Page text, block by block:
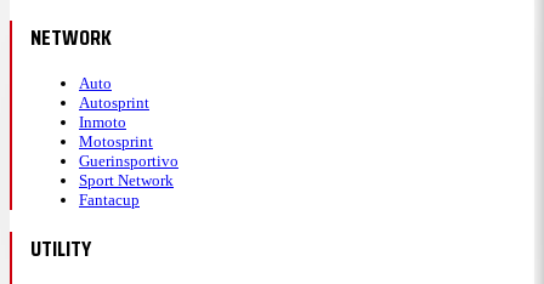
NETWORK
Auto
Autosprint
Inmoto
Motosprint
Guerinsportivo
Sport Network
Fantacup
UTILITY